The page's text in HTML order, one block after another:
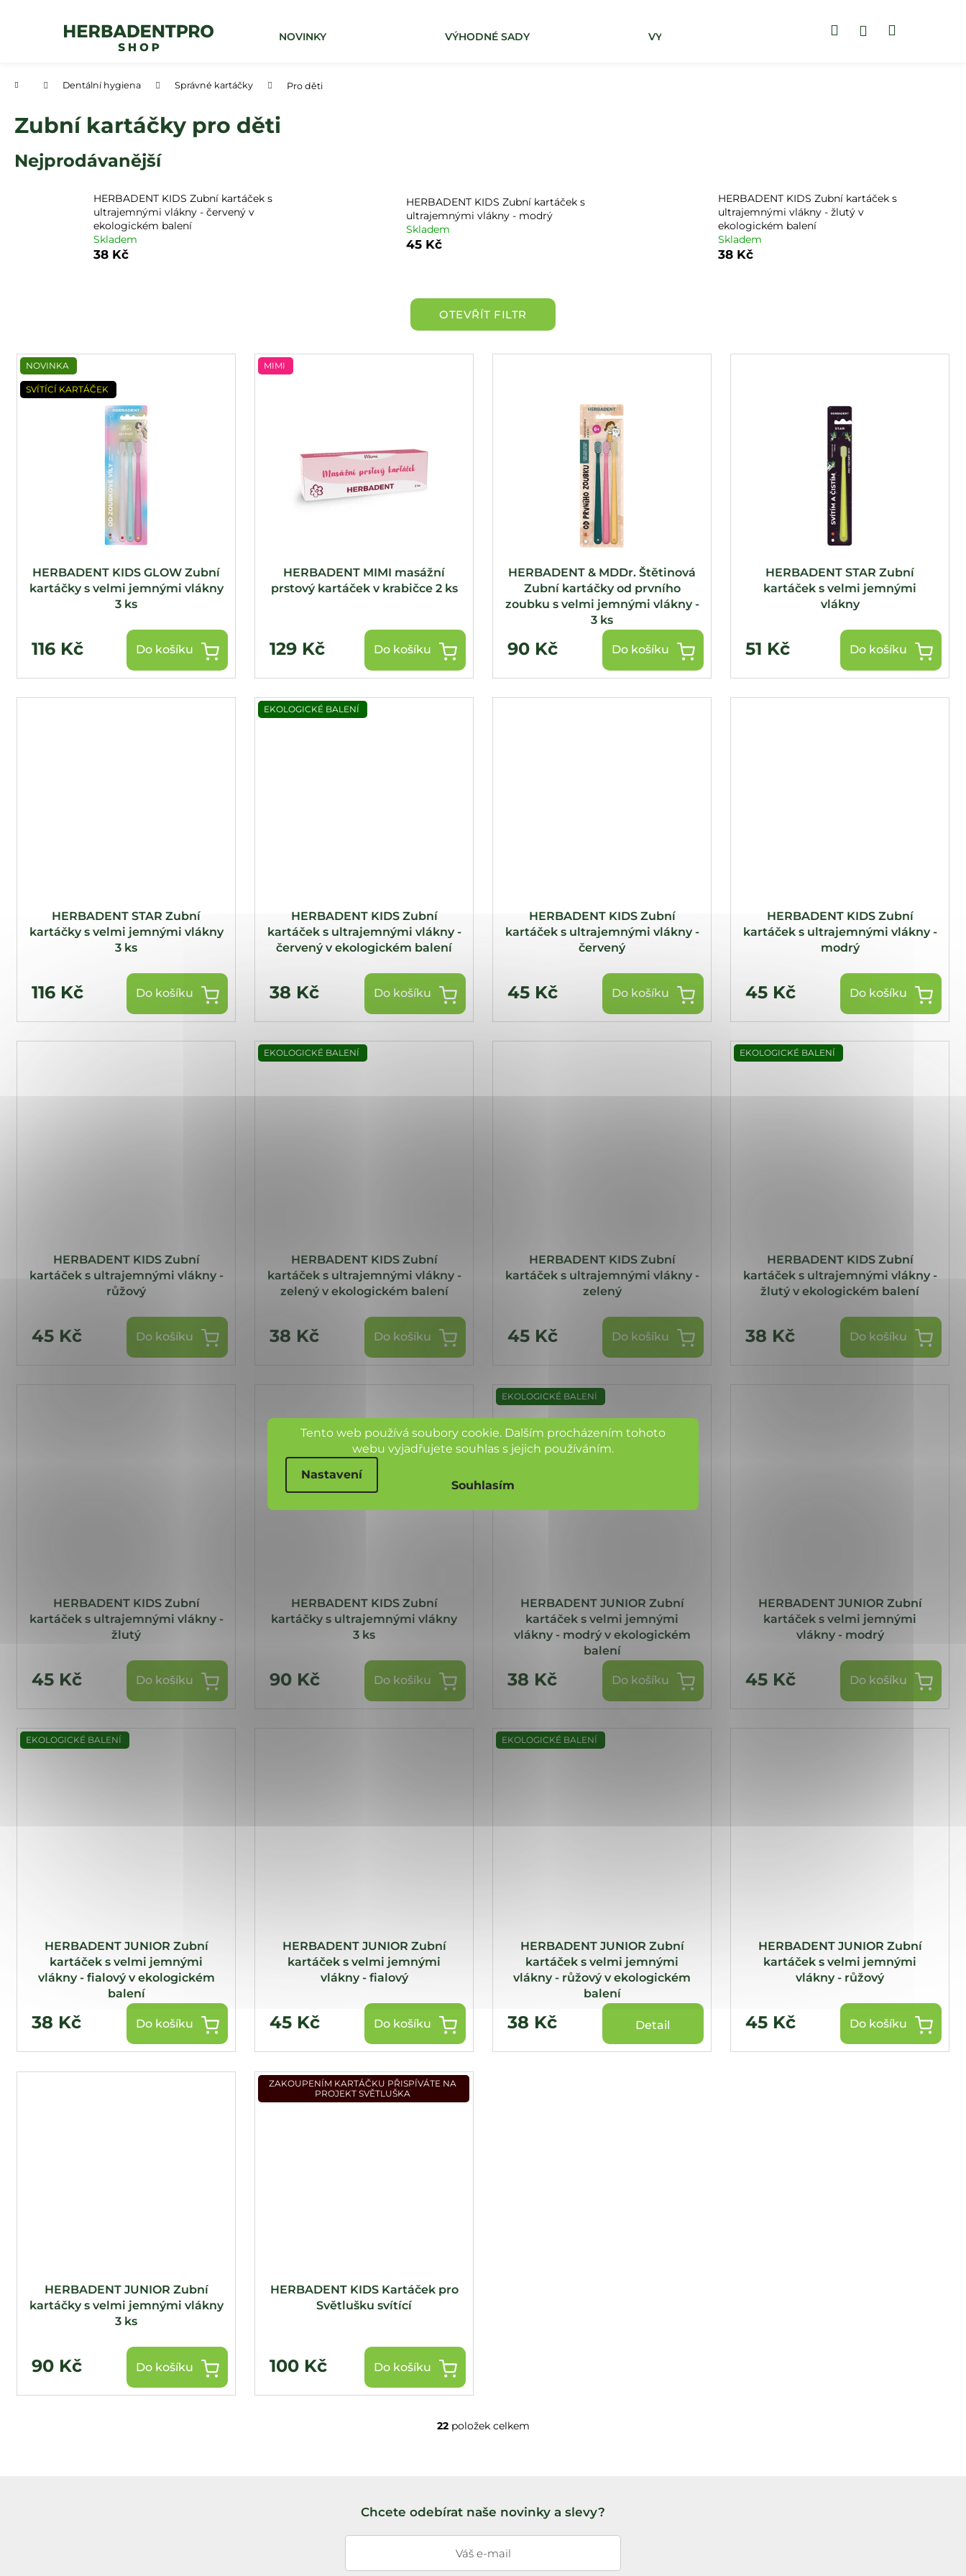
Tento web používá soubory cookie. Dalším procházením tohoto
webu vyjadřujete souhlas s jejich používáním.
Nastavení
Souhlasím
NOVINKY VÝHODNÉ SADY VYHLEDAT DLE POTÍŽÍ ZUBNÍ PASTY
HledatPřihlášení
Domů Dentální hygiena Správné kartáčky Pro děti
Zubní kartáčky pro děti
Nejprodávanější
HERBADENT KIDS Zubní kartáček s
ultrajemnými vlákny - červený v
ekologickém balení
Skladem
38 Kč
HERBADENT KIDS Zubní kartáček s
ultrajemnými vlákny - modrý
Skladem
45 Kč
HERBADENT KIDS Zubní kartáček s
ultrajemnými vlákny - žlutý v
ekologickém balení
Skladem
38 Kč
OTEVŘÍT FILTR
V
ý
p
NOVINKA
SVÍTÍCÍ KARTÁČEK
HERBADENT KIDS GLOW Zubní
kartáčky s velmi jemnými vlákny
3 ks
116 Kč Do košíku
MIMI
HERBADENT MIMI masážní
prstový kartáček v krabičce 2 ks
129 Kč Do košíku
HERBADENT & MDDr. Štětinová
Zubní kartáčky od prvního
zoubku s velmi jemnými vlákny -
3 ks
90 Kč Do košíku
HERBADENT STAR Zubní
kartáček s velmi jemnými
vlákny
51 Kč Do košíku
HERBADENT STAR Zubní
kartáčky s velmi jemnými vlákny
3 ks
116 Kč Do košíku
EKOLOGICKÉ BALENÍ
HERBADENT KIDS Zubní
kartáček s ultrajemnými vlákny -
červený v ekologickém balení
38 Kč Do košíku
HERBADENT KIDS Zubní
kartáček s ultrajemnými vlákny -
červený
45 Kč Do košíku
HERBADENT KIDS Zubní
kartáček s ultrajemnými vlákny -
modrý
45 Kč Do košíku
HERBADENT KIDS Zubní
kartáček s ultrajemnými vlákny -
růžový
45 Kč Do košíku
EKOLOGICKÉ BALENÍ
HERBADENT KIDS Zubní
kartáček s ultrajemnými vlákny -
zelený v ekologickém balení
38 Kč Do košíku
HERBADENT KIDS Zubní
kartáček s ultrajemnými vlákny -
zelený
45 Kč Do košíku
EKOLOGICKÉ BALENÍ
HERBADENT KIDS Zubní
kartáček s ultrajemnými vlákny -
žlutý v ekologickém balení
38 Kč Do košíku
HERBADENT KIDS Zubní
kartáček s ultrajemnými vlákny -
žlutý
45 Kč Do košíku
HERBADENT KIDS Zubní
kartáčky s ultrajemnými vlákny
3 ks
90 Kč Do košíku
EKOLOGICKÉ BALENÍ
HERBADENT JUNIOR Zubní
kartáček s velmi jemnými
vlákny - modrý v ekologickém
balení
38 Kč Do košíku
HERBADENT JUNIOR Zubní
kartáček s velmi jemnými
vlákny - modrý
45 Kč Do košíku
EKOLOGICKÉ BALENÍ
HERBADENT JUNIOR Zubní
kartáček s velmi jemnými
vlákny - fialový v ekologickém
balení
38 Kč Do košíku
HERBADENT JUNIOR Zubní
kartáček s velmi jemnými
vlákny - fialový
45 Kč Do košíku
EKOLOGICKÉ BALENÍ
HERBADENT JUNIOR Zubní
kartáček s velmi jemnými
vlákny - růžový v ekologickém
balení
38 Kč Detail
HERBADENT JUNIOR Zubní
kartáček s velmi jemnými
vlákny - růžový
45 Kč Do košíku
HERBADENT JUNIOR Zubní
kartáčky s velmi jemnými vlákny
3 ks
90 Kč Do košíku
ZAKOUPENÍM KARTÁČKU PŘISPÍVÁTE NA
PROJEKT SVĚTLUŠKA
HERBADENT KIDS Kartáček pro
Světlušku svítící
100 Kč Do košíku
O
a
p
22položek celkem
Zpět
Zpět
Chcete odebírat naše novinky a slevy?